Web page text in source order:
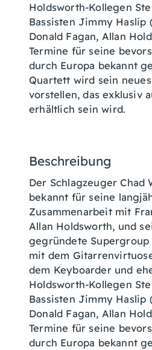
Holdsworth-Kollegen
Bassisten Jimmy Haslip
Donald Fagan, Allan
Termine für seine
durch Europa bekannt
Quartett wird sein neues
vorstellen, das exklusiv
erhältlich sein wird.
Beschreibung
Der Schlagzeuger Chad
bekannt für seine
Zusammenarbeit mit
Allan Holdsworth, und
gegründete Supergroup
mit dem
dem Keyboarder und
Holdsworth-Kollegen
Bassisten Jimmy Haslip
Donald Fagan, Allan
Termine für seine
durch Europa bekannt